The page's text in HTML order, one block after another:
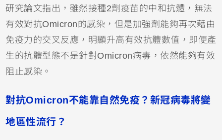
研究論文指出，雖然接種2劑疫苗的中和抗體，無法
有效對抗Omicron的感染，但是加強劑能夠再次藉由
免疫力的交叉反應，明顯升高有效抗體數值，即便產
生的抗體型態不是針對Omicron病毒，依然能夠有效
阻止感染。
對抗Omicron不能靠自然免疫？新冠病毒將變
地區性流行？